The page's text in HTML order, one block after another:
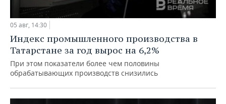
05 авг, 14:30
Индекс промышленного производства в
Татарстане за год вырос на 6,2%
При этом показатели более чем половины
обрабатывающих производств снизились